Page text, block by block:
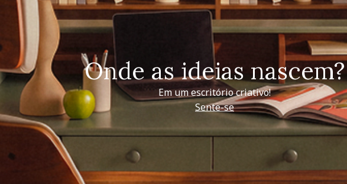
Onde as ideias nascem?
Em um escritório criativo!
Sente-se